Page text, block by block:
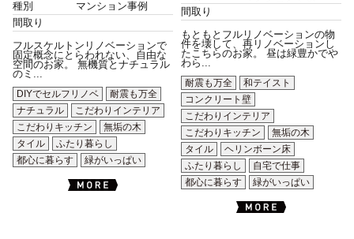
種別
マンション事例
間取り
フルスケルトンリノベーションで
固定概念にとらわれない、自由な
空間のお家。 無機質とナチュラル
のミ...
DIYでセルフリノベ
耐震も万全
ナチュラル
こだわりインテリア
こだわりキッチン
無垢の木
タイル
ふたり暮らし
都心に暮らす
緑がいっぱい
間取り
もともとフルリノベーションの物
件を壊して、再リノベーションし
たこちらのお家。 昼は緑豊かでや
わら...
耐震も万全
和テイスト
コンクリート壁
こだわりインテリア
こだわりキッチン
無垢の木
タイル
ヘリンボーン床
ふたり暮らし
自宅で仕事
都心に暮らす
緑がいっぱい